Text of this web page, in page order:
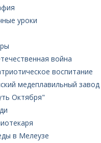
уроки
война
воспитание
медеплавильный завод
Октября"
в Мелеузе